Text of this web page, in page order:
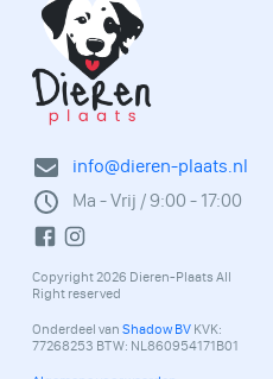
info@dieren-plaats.nl
Ma - Vrij / 9:00 - 17:00
Copyright 2026 Dieren-Plaats All
Right reserved
Onderdeel van Shadow BV KVK:
77268253 BTW: NL860954171B01